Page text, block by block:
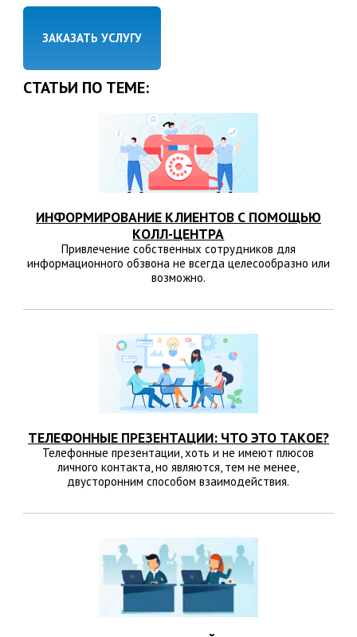
ЗАКАЗАТЬ УСЛУГУ
СТАТЬИ ПО ТЕМЕ:
ИНФОРМИРОВАНИЕ КЛИЕНТОВ С ПОМОЩЬЮ
КОЛЛ-ЦЕНТРА
Привлечение собственных сотрудников для
информационного обзвона не всегда целесообразно или
возможно.
ТЕЛЕФОННЫЕ ПРЕЗЕНТАЦИИ: ЧТО ЭТО ТАКОЕ?
Телефонные презентации, хоть и не имеют плюсов
личного контакта, но являются, тем не менее,
двусторонним способом взаимодействия.